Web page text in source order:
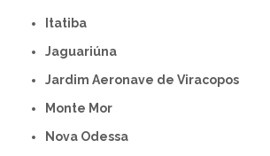
Itatiba
Jaguariúna
Jardim Aeronave de Viracopos
Monte Mor
Nova Odessa